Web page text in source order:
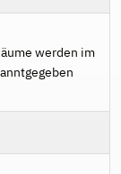
werden im